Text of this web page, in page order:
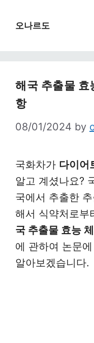
오나르도
해국 추출물 효
항
08/01/2024 by
국화차가 다이어
알고 계셨나요?
국에서 추출한
해서 식약처로부
국 추출물 효능
에 관하여 논문
알아보겠습니다.